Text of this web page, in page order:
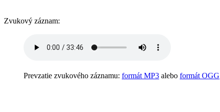
Zvukový záznam:
Prevzatie zvukového záznamu: formát MP3 alebo formát OGG